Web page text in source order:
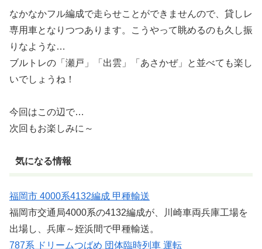
なかなかフル編成で走らせことができませんので、貸しレ
専用車となりつつあります。こうやって眺めるのも久し振
りなような…
ブルトレの「瀬戸」「出雲」「あさかぜ」と並べても楽し
いでしょうね！
今回はこの辺で…
次回もお楽しみに～
気になる情報
福岡市 4000系4132編成 甲種輸送
福岡市交通局4000系の4132編成が、川崎車両兵庫工場を
出場し、兵庫～姪浜間で甲種輸送。
787系 ドリームつばめ 団体臨時列車 運転